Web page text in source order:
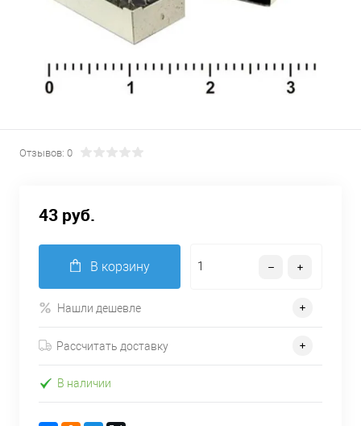
Отзывов: 0
43 руб.
В корзину
Нашли дешевле
Рассчитать доставку
В наличии